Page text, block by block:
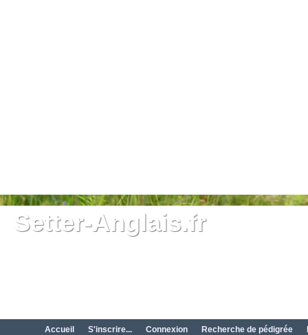
Setter-Anglais.fr
Accueil S'inscrire... Connexion Recherche de pédigrée